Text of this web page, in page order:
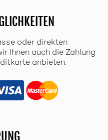
oder direkten
Ihnen auch die Zahlung
anbieten.